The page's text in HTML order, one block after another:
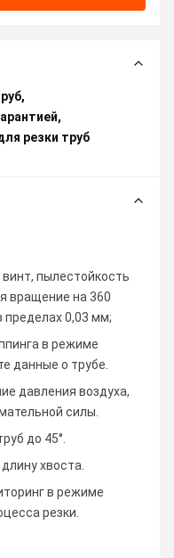
,
,
резки труб
пылестойкость
вращение на 360
пределах 0,03 мм;
в режиме
данные о трубе.
давления воздуха,
силы.
до 45°.
хвоста.
в режиме
резки.